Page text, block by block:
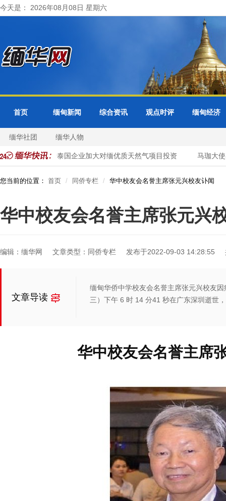
今天是： 2026年08月08日 星期六
首页 缅甸新闻 综合资讯 观点时评 缅甸经济
缅华社团 缅华人物
缅甸邀请泰国企业加大对缅优质天然气项目投资 马珈大使
您当前的位置： 首页 同侨专栏 华中校友会名誉主席张元兴校友讣闻
华中校友会名誉主席张元兴
编辑：缅华网 文章类型：同侨专栏 发布于2022-09-03 14:28:55
文章导读
缅甸华侨中学校友会名誉主席张元兴校友
三）下午 6 时 14 分41 秒在广东深圳逝世
华中校友会名誉主席